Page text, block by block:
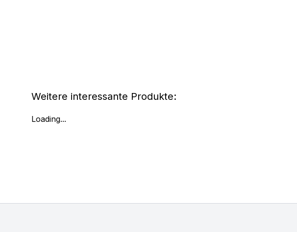
Weitere interessante Produkte:
Loading...